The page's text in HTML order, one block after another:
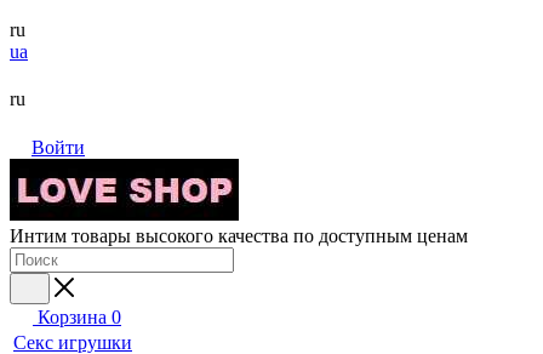
ru
ua
ru
Войти
Интим товары высокого качества по доступным ценам
Корзина 0
Секс игрушки